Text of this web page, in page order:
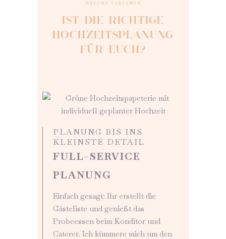
WELCHE VARIANTE
IST DIE RICHTIGE
HOCHZEITSPLANUNG
FÜR EUCH?
PLANUNG BIS INS
KLEINSTE DETAIL
FULL-SERVICE
PLANUNG
Einfach gesagt: Ihr erstellt die
Gästeliste und genießt das
Probeessen beim Konditor und
Caterer. Ich kümmere mich um den